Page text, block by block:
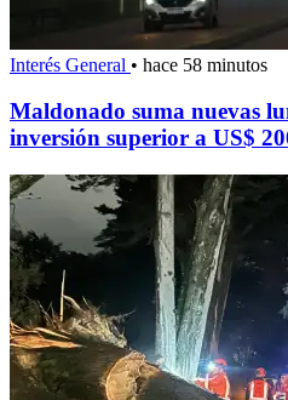
Interés General • hace 58 minutos
Maldonado suma nuevas
inversión superior a US$